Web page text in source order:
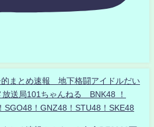
まとめ速報 地下格闘アイドルだい
送局101ちゃんねる BNK48 ！
SGO48！GNZ48！STU48！SKE48